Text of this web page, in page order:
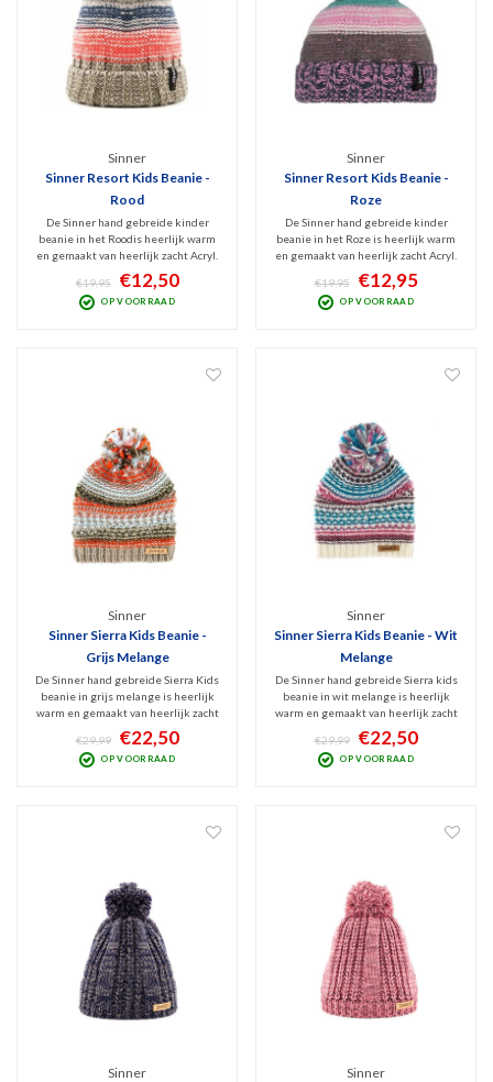
Sinner
Sinner Resort Kids Beanie -
Rood
De Sinner hand gebreide kinder
beanie in het Roodis heerlijk warm
en gemaakt van heerlijk zacht Acryl.
De binnenkant van deze beanie is v.v.
een warme fleece voering. PU Sinner
logo.
€19,95 €12,50
OP VOORRAAD
Sinner
Sinner Resort Kids Beanie -
Roze
De Sinner hand gebreide kinder
beanie in het Roze is heerlijk warm
en gemaakt van heerlijk zacht Acryl.
De binnenkant van deze beanie is v.v.
een warme fleece voering. PU Sinner
logo.
€19,95 €12,95
OP VOORRAAD
Sinner
Sinner Sierra Kids Beanie -
Grijs Melange
De Sinner hand gebreide Sierra Kids
beanie in grijs melange is heerlijk
warm en gemaakt van heerlijk zacht
Acryl. De binnenkant van deze
beanie is v.v. een warme fleece
voering. PU Sinner logo.
€29,99 €22,50
OP VOORRAAD
Sinner
Sinner Sierra Kids Beanie - Wit
Melange
De Sinner hand gebreide Sierra kids
beanie in wit melange is heerlijk
warm en gemaakt van heerlijk zacht
Acryl. De binnenkant van deze
beanie is v.v. een warme fleece
voering. PU Sinner logo.
€29,99 €22,50
OP VOORRAAD
Sinner
Sinner